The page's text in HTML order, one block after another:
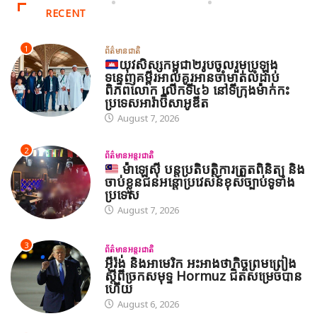
RECENT
1 ព័ត៌មានជាតិ
យុវសិស្សកម្ពុជា២រូបចូលរួមប្រឡង
ទន្ទេញគម្ពីរអាល់គូរអានចាំមាត់លំដាប់
ពិភពលោក លើកទី៤៦ នៅទីក្រុងម៉ាក់កះ
ប្រទេសអារ៉ាប៊ីសាអូឌីត
August 7, 2026
2 ព័ត៌មានអន្តរជាតិ
ម៉ាឡេស៊ី បន្តប្រតិបត្តិការត្រួតពិនិត្យ និង
ចាប់ខ្លួនជនអន្តោប្រវេសន៍ខុសច្បាប់ទូទាំង
ប្រទេស
August 7, 2026
3 ព័ត៌មានអន្តរជាតិ
អ៊ីរ៉ង់ និងអាមេរិក អះអាងថាកិច្ចព្រមព្រៀង
ស្តីពីច្រកសមុទ្ទ Hormuz ជិតសម្រេចបាន
ហើយ
August 6, 2026